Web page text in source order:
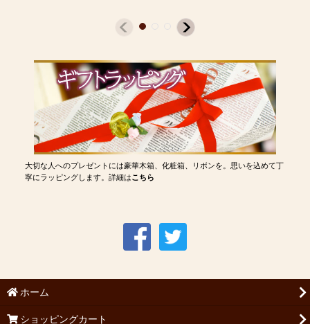
大切な人へのプレゼントには豪華木箱、化粧箱、リボンを。思いを込めて丁
寧にラッピングします。詳細はこちら
ホーム
ショッピングカート